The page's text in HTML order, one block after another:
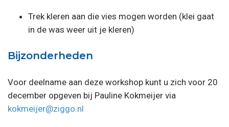
Trek kleren aan die vies mogen worden (klei gaat
in de was weer uit je kleren)
Bijzonderheden
Voor deelname aan deze workshop kunt u zich voor 20
december opgeven bij Pauline Kokmeijer via
kokmeijer@ziggo.nl